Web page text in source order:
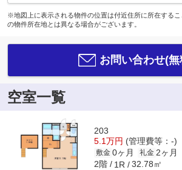
※地図上に表示される物件の位置は付近住所に所在する
の物件所在地とは異なる場合がございます。
お問い合わせ(無
空室一覧
203
5.1万円 (管理費等：-)
敷金 0ヶ月 礼金 2ヶ月
2階 1R 32.78㎡